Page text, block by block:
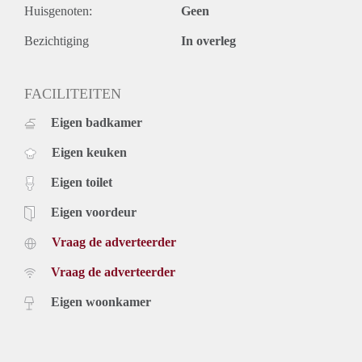
Beatrixkwartier such as WTC, Nationale Nederlanden and
KPN are nearby. Near The British School, CBI, Damco,
ICC, WTC.
- Modern kitchen
- High ceilings
- Close to two train stations (Laan van NOI, Central Station)
- Separate toilet
- Spacious bedroom
Rental price: €1745,- with gas and electricity - Furnished
Huisgenoten: Geen
Bezichtiging In overleg
FACILITEITEN
Eigen badkamer
Eigen keuken
Eigen toilet
Eigen voordeur
Vraag de adverteerder
Vraag de adverteerder
Eigen woonkamer